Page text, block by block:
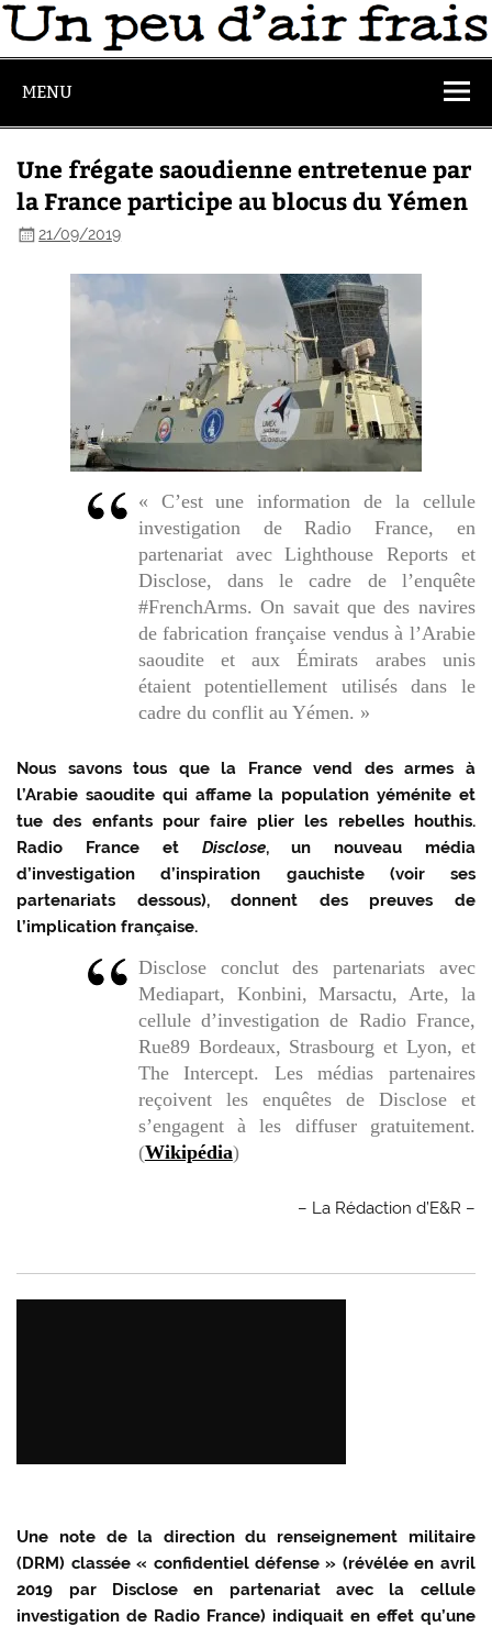
MENU
Une frégate saoudienne entretenue par
la France participe au blocus du Yémen
21/09/2019
« C’est une information de la cellule
investigation de Radio France, en
partenariat avec Lighthouse Reports et
Disclose, dans le cadre de l’enquête
#FrenchArms. On savait que des navires
de fabrication française vendus à l’Arabie
saoudite et aux Émirats arabes unis
étaient potentiellement utilisés dans le
cadre du conflit au Yémen. »
Nous savons tous que la France vend des armes à
l’Arabie saoudite qui affame la population yéménite et
tue des enfants pour faire plier les rebelles houthis.
Radio France et Disclose, un nouveau média
d’investigation d’inspiration gauchiste (voir ses
partenariats dessous), donnent des preuves de
l’implication française.
Disclose conclut des partenariats avec
Mediapart, Konbini, Marsactu, Arte, la
cellule d’investigation de Radio France,
Rue89 Bordeaux, Strasbourg et Lyon, et
The Intercept. Les médias partenaires
reçoivent les enquêtes de Disclose et
s’engagent à les diffuser gratuitement.
(Wikipédia)
– La Rédaction d’E&R –
Une note de la direction du renseignement militaire
(DRM) classée « confidentiel défense » (révélée en avril
2019 par Disclose en partenariat avec la cellule
investigation de Radio France) indiquait en effet qu’une